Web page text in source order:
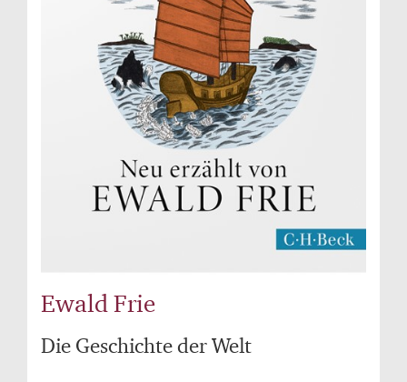
Ewald Frie
Die Geschichte der Welt